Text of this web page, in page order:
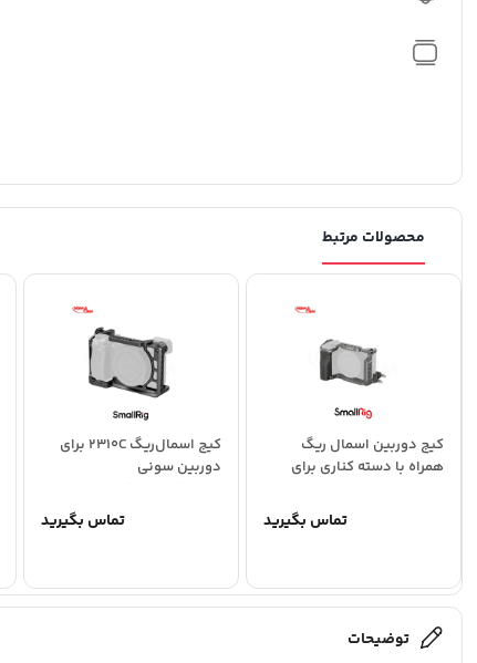
محصولات مرتبط
کیج دوربین اسمال ریگ
همراه با دسته کناری برای
تماس بگیرید
کیج اسمال‌ریگ 2310C برای
دوربین سونی
تماس بگیرید
توضیحات